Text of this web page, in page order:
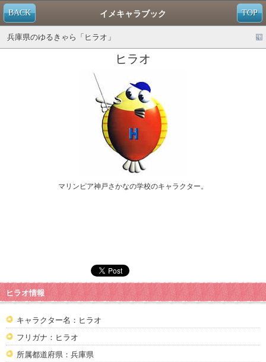
TOP
BACK イメキャラブック
兵庫県のゆるきゃら「ヒラオ」
ヒラオ
マリンピア神戸さかなの学校のキャラクター。
ヒラオ情報
キャラクター名：ヒラオ
フリガナ：ヒラオ
所属都道府県：兵庫県